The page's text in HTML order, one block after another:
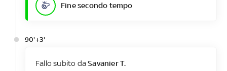
Fine secondo tempo
90'+3'
Fallo subito daSavanier T.